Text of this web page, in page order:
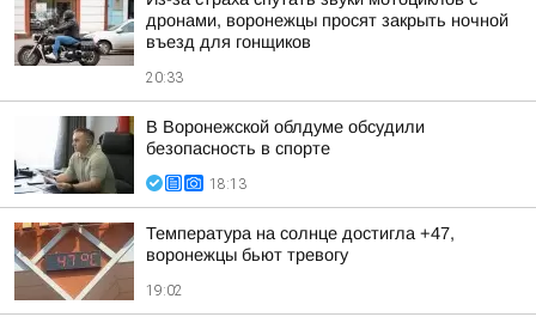
дронами, воронежцы просят закрыть ночной
въезд для гонщиков
20:33
В Воронежской облдуме обсудили
безопасность в спорте
18:13
Температура на солнце достигла +47,
воронежцы бьют тревогу
19:02